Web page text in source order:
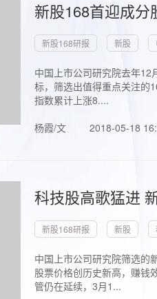
新股168首迎成
新股168研报 新股
中国上市公司研究院去年
标，筛选出值得重点关注的
指数累计上涨8....
杨霞/文
2018-05-18
科技股高歌猛进
新股168研报 新股
中国上市公司研究院筛选的
股票价格创历史新高，赚钱
管仍在延续，3月1...